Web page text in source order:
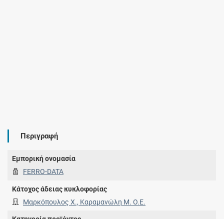
Περιγραφή
Εμπορική ονομασία
FERRO-DATA
Κάτοχος άδειας κυκλοφορίας
Μαρκόπουλος Χ., Καραμανώλη Μ. Ο.Ε.